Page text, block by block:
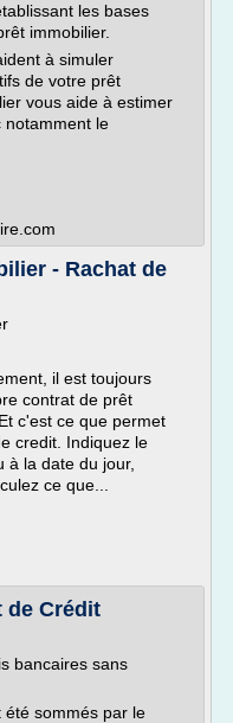
les bases
immobilier.
à simuler
de votre prêt
vous aide à estimer
notamment le
- Rachat de
il est toujours
contrat de prêt
c'est ce que permet
credit. Indiquez le
à la date du jour,
ce que...
de Crédit
bancaires sans
été sommés par le